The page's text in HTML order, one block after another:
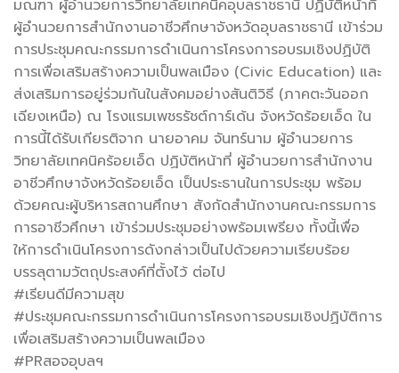
มณฑา ผู้อำนวยการวิทยาลัยเทคนิคอุบลราชธานี ปฏิบัติหน้าที่
ผู้อำนวยการสำนักงานอาชีวศึกษาจังหวัดอุบลราชธานี เข้าร่วม
การประชุมคณะกรรมการดำเนินการโครงการอบรมเชิงปฏิบัติ
การเพื่อเสริมสร้างความเป็นพลเมือง (Civic Education) และ
ส่งเสริมการอยู่ร่วมกันในสังคมอย่างสันติวิธี (ภาคตะวันออก
เฉียงเหนือ) ณ โรงแรมเพชรรัชต์การ์เด้น จังหวัดร้อยเอ็ด ใน
การนี้ได้รับเกียรติจาก นายอาคม จันทร์นาม ผู้อำนวยการ
วิทยาลัยเทคนิคร้อยเอ็ด ปฏิบัติหน้าที่ ผู้อำนวยการสำนักงาน
อาชีวศึกษาจังหวัดร้อยเอ็ด เป็นประธานในการประชุม พร้อม
ด้วยคณะผู้บริหารสถานศึกษา สังกัดสำนักงานคณะกรรมการ
การอาชีวศึกษา เข้าร่วมประชุมอย่างพร้อมเพรียง ทั้งนี้เพื่อ
ให้การดำเนินโครงการดังกล่าวเป็นไปด้วยความเรียบร้อย
บรรลุตามวัตถุประสงค์ที่ตั้งไว้ ต่อไป
#เรียนดีมีความสุข
#ประชุมคณะกรรมการดำเนินการโครงการอบรมเชิงปฏิบัติการ
เพื่อเสริมสร้างความเป็นพลเมือง
#PRสอจอุบลฯ